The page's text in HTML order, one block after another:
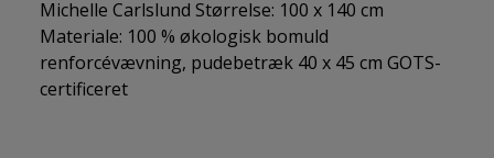
Michelle Carlslund Størrelse: 100 x 140 cm
Materiale: 100 % økologisk bomuld
renforcévævning, pudebetræk 40 x 45 cm GOTS-
certificeret